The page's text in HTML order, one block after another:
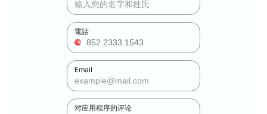
電話
Email
对应用程序的评论